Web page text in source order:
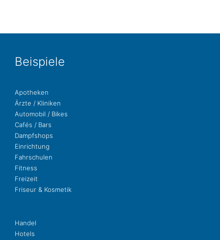
Bei­spie­le
Apo­the­ken
Ärzte / Kliniken
Auto­mo­bil / Bikes
Cafés / Bars
Dampf­shops
Ein­rich­tung
Fahr­schu­len
Fit­ness
Freizeit
Fri­seur & Kosmetik
Handel
Hotels